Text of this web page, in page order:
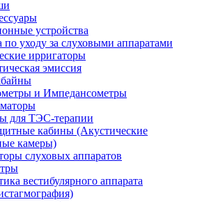
устройства
по уходу за слуховыми аппаратами
ирригаторы
эмиссия
и Импедансометры
для ТЭС-терапии
кабины (Акустические
камеры)
слуховых аппаратов
вестибулярного аппарата